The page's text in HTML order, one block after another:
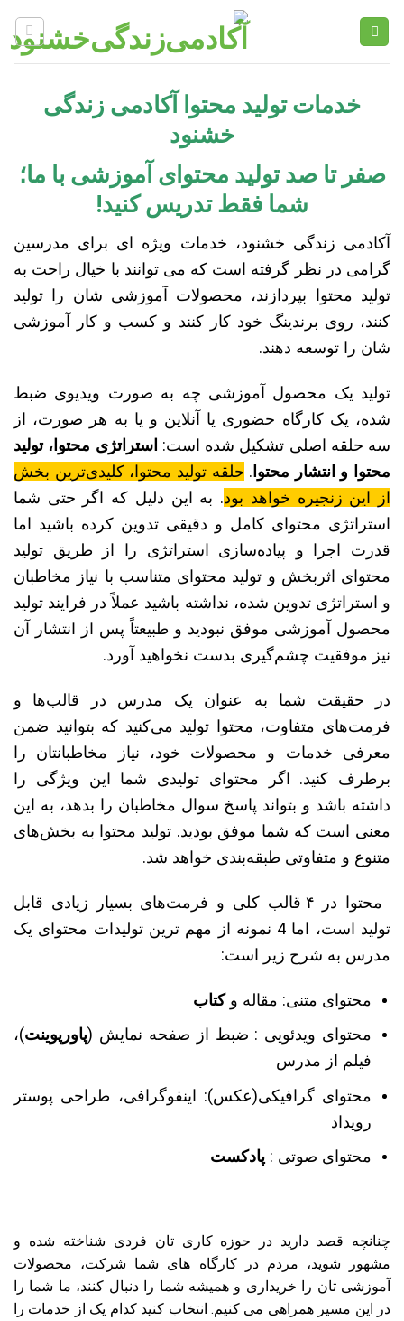
خدمات تولید محتوا آکادمی زندگی
خشنود
صفر تا صد تولید محتوای آموزشی با ما؛
شما فقط تدریس کنید!
آکادمی زندگی خشنود، خدمات ویژه ای برای مدرسین
گرامی در نظر گرفته است که می توانند با خیال راحت به
تولید محتوا بپردازند، محصولات آموزشی شان را تولید
کنند، روی برندینگ خود کار کنند و کسب و کار آموزشی
شان را توسعه دهند.
تولید یک محصول آموزشی چه به صورت ویدیوی‌ ضبط
شده، یک کارگاه حضوری یا آنلاین و یا به هر صورت، از
سه حلقه اصلی تشکیل شده است: استراتژی محتوا، تولید
محتوا و انتشار محتوا . حلقه تولید محتوا، کلیدی‌ترین بخش
از این زنجیره خواهد بود. به این دلیل که اگر حتی شما
استراتژی محتوای کامل و دقیقی تدوین کرده باشید اما
قدرت اجرا و پیاده‌سازی استراتژی را از طریق تولید
محتوای اثربخش و تولید محتوای متناسب با نیاز مخاطبان
و استراتژی تدوین شده، نداشته باشید عملاً در فرایند تولید
محصول آموزشی موفق نبودید و طبیعتاً پس از انتشار آن
نیز موفقیت چشم‌گیری بدست نخواهید آورد.
در حقیقت شما به عنوان یک مدرس در قالب‌ها و
فرمت‌های متفاوت، محتوا تولید می‌کنید که بتوانید ضمن
معرفی خدمات و محصولات خود، نیاز مخاطبانتان را
برطرف کنید. اگر محتوای تولیدی شما این ویژگی را
داشته باشد و بتواند پاسخ سوال مخاطبان را بدهد، به این
معنی است که شما موفق بودید. تولید محتوا به بخش‌های
متنوع و متفاوتی طبقه‌بندی خواهد شد.
محتوا در ۴ قالب کلی و فرمت‌های بسیار زیادی قابل
تولید است، اما 4 نمونه از مهم ترین تولیدات محتوای یک
مدرس به شرح زیر است:
محتوای متنی: مقاله وکتاب
محتوای ویدئویی : ضبط از صفحه نمایش (پاورپوینت)،
فیلم از مدرس
محتوای گرافیکی(عکس): اینفوگرافی، طراحی پوستر
رویداد
محتوای صوتی : پادکست
چنانچه قصد دارید در حوزه کاری تان فردی شناخته شده و
مشهور شوید، مردم در کارگاه های شما شرکت، محصولات
آموزشی تان را خریداری و همیشه شما را دنبال کنند، ما شما را
در این مسیر همراهی می کنیم. انتخاب کنید کدام یک از خدمات را